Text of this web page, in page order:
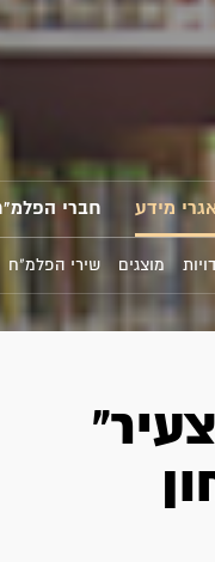
מידע חברי
מוצגים שירי הפלמ"ח